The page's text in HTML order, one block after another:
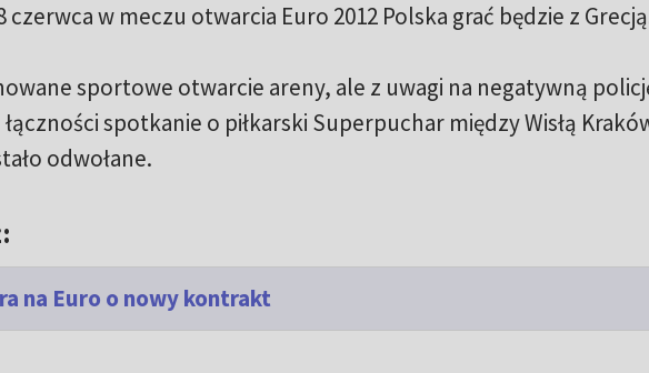
czerwca w meczu otwarcia Euro 2012 Polska grać będzie z
sportowe otwarcie areny, ale z uwagi na negatywną
spotkanie o piłkarski Superpuchar między Wisłą
odwołane.
na Euro o nowy kontrakt